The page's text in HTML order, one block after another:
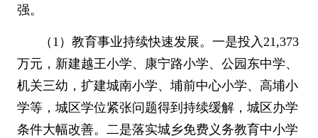
强。
（ 1 ）教育事业持续快速发展。一是投入21,373
万元，新建越王小学、康宁路小学、公园东中学、
机关三幼，扩建城南小学、埔前中心小学、高埔小
学等，城区学位紧张问题得到持续缓解，城区办学
条件大幅改善。二是落实城乡免费义务教育中小学